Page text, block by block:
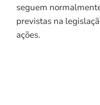
seguem
previstas na
ações.